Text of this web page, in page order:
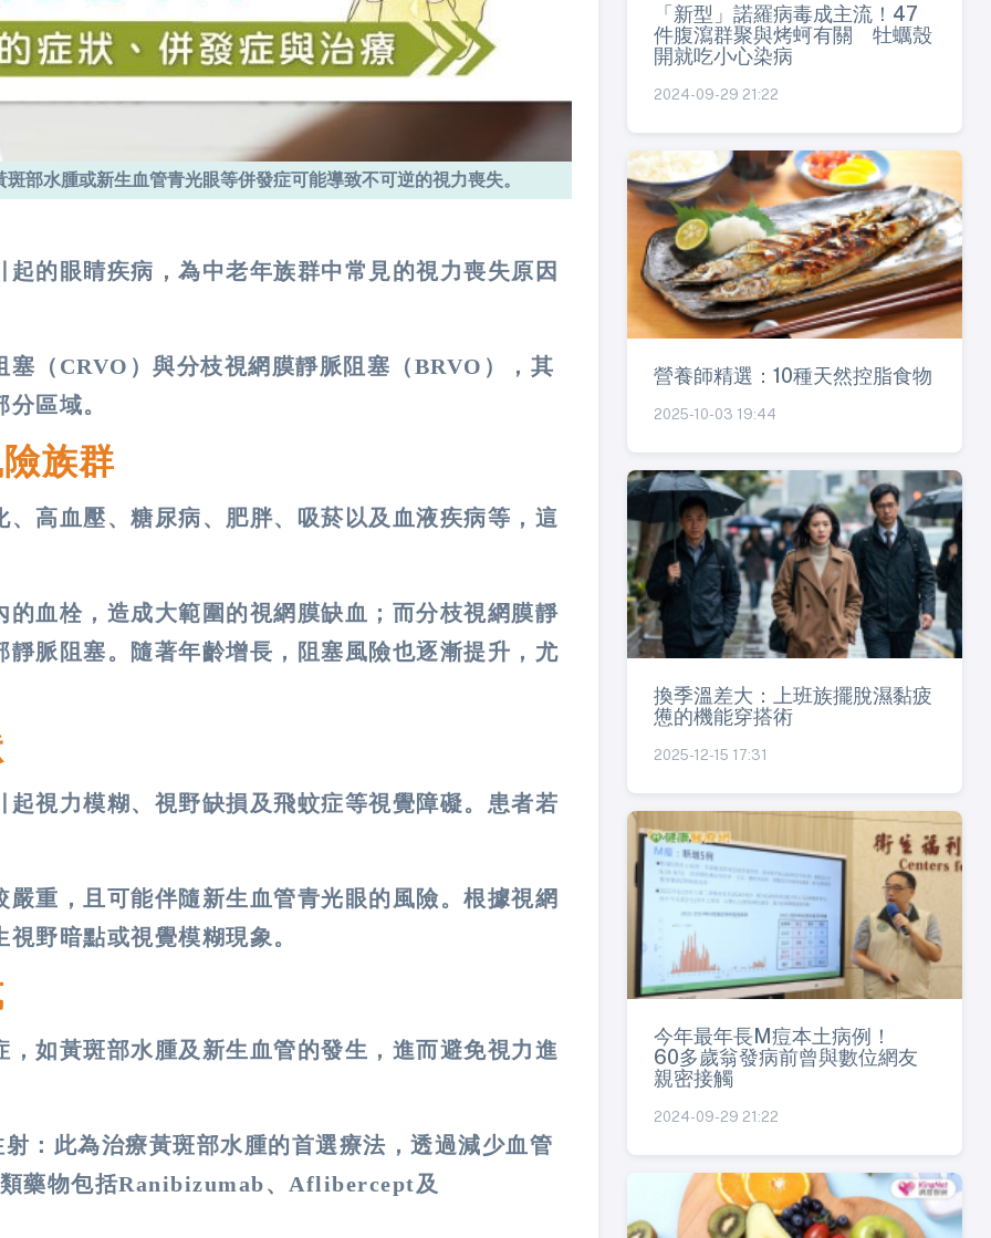
部水腫或新生血管青光眼等併發症可能導致不可逆的視力喪失。
的眼睛疾病，為中老年族群中常見的視力喪失原因
（CRVO）與分枝視網膜靜脈阻塞（BRVO），其
區域​。
族群
高血壓、糖尿病、肥胖、吸菸以及血液疾病等，這
血栓，造成大範圍的視網膜缺血；而分枝視網膜靜
脈阻塞​。隨著年齡增長，阻塞風險也逐漸提升，尤
視力模糊、視野缺損及飛蚊症等視覺障礙。患者若
重，且可能伴隨新生血管青光眼的風險​。根據視網
野暗點或視覺模糊現象​​。
如黃斑部水腫及新生血管的發生，進而避免視力進
：此為治療黃斑部水腫的首選療法，透過減少血管
藥物包括Ranibizumab、Aflibercept及
「新型」諾羅病毒成主流！47
件腹瀉群聚與烤蚵有關 牡蠣殼
開就吃小心染病
2024-09-29 21:22
營養師精選：10種天然控脂食物
2025-10-03 19:44
換季溫差大：上班族擺脫濕黏疲
憊的機能穿搭術
2025-12-15 17:31
今年最年長M痘本土病例！
60多歲翁發病前曾與數位網友
親密接觸
2024-09-29 21:22